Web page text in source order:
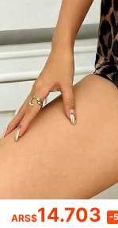
ARS$14.703 -